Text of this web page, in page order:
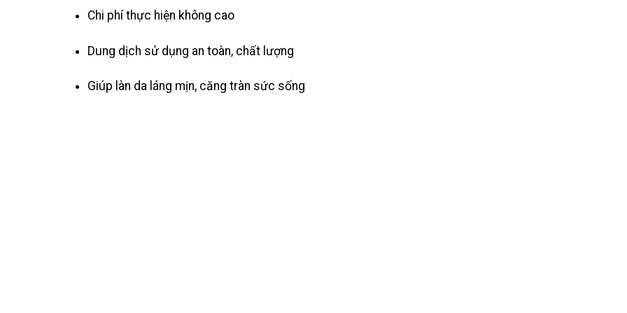
Chi phí thực hiện không cao
Dung dịch sử dụng an toàn, chất lượng
Giúp làn da láng mịn, căng tràn sức sống